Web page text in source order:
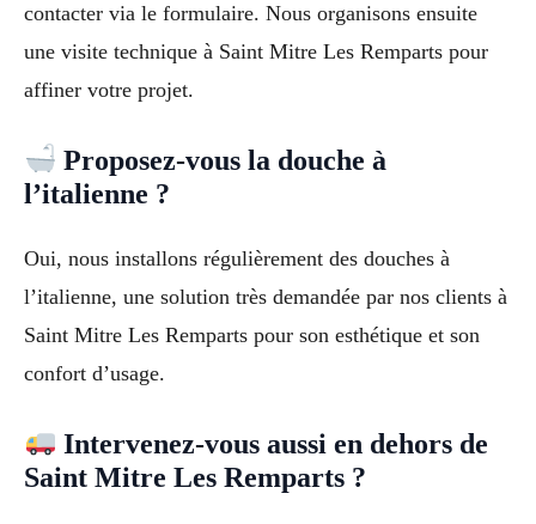
contacter via le formulaire. Nous organisons ensuite
une visite technique à Saint Mitre Les Remparts pour
affiner votre projet.
Proposez-vous la douche à
l’italienne ?
Oui, nous installons régulièrement des douches à
l’italienne, une solution très demandée par nos clients à
Saint Mitre Les Remparts pour son esthétique et son
confort d’usage.
Intervenez-vous aussi en dehors de
Saint Mitre Les Remparts ?